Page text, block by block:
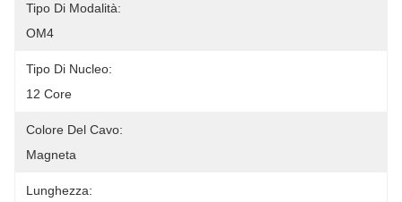
Tipo Di Modalità:
OM4
Tipo Di Nucleo:
12 Core
Colore Del Cavo:
Magneta
Lunghezza: